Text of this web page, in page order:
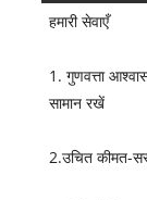
हमारी सेवाएँ
1. गुणवत्ता
सामान रखें
2.उचित कीमत-